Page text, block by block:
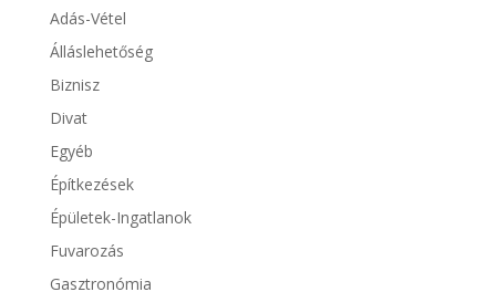
Adás-Vétel
Álláslehetőség
Biznisz
Divat
Egyéb
Építkezések
Épületek-Ingatlanok
Fuvarozás
Gasztronómia